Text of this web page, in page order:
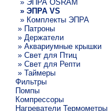
» ЭПРА OSRAM
» ЭПРА VS
» Комплекты ЭПРА
» Патроны
» Держатели
» Аквариумные крышки
» Свет для Птиц
» Свет для Репти
» Таймеры
Фильтры
Помпы
Компрессоры
Нагреватели Термометры